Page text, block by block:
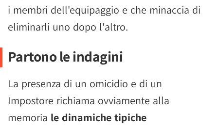
i membri dell'equipaggio e che minaccia di
eliminarli uno dopo l'altro.
Partono le indagini
La presenza di un omicidio e di un
Impostore richiama ovviamente alla
memoria le dinamiche tipiche